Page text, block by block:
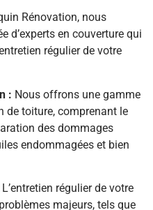
Rénovation, nous
d’experts en couverture qui
régulier de votre
: Nous offrons une gamme
de toiture, comprenant le
des dommages
endommagées et bien
L’entretien régulier de votre
majeurs, tels que